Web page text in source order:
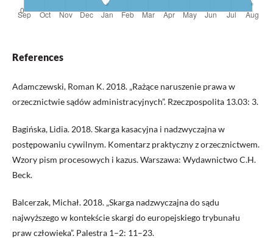
References
Adamczewski, Roman K. 2018. „Rażące naruszenie prawa w
orzecznictwie sądów administracyjnych”. Rzeczpospolita 13.03: 3.
Bagińska, Lidia. 2018. Skarga kasacyjna i nadzwyczajna w
postępowaniu cywilnym. Komentarz praktyczny z orzecznictwem.
Wzory pism procesowych i kazus. Warszawa: Wydawnictwo C.H.
Beck.
Balcerzak, Michał. 2018. „Skarga nadzwyczajna do sądu
najwyższego w kontekście skargi do europejskiego trybunału
praw człowieka”. Palestra 1–2: 11–23.